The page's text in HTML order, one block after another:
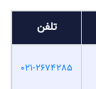
تلفن
021-2674285